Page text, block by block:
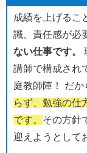
成績を上げるこ
識、責任感が必
ない仕事です。
講師で構成され
庭教師陣！ だか
らず、勉強の仕
です。 その方針
迎えようとして